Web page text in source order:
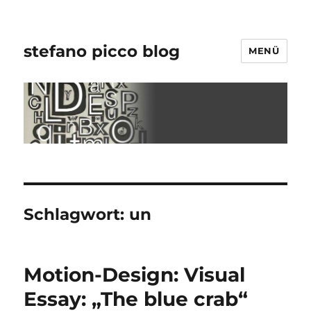
stefano picco blog MENÜ
Schlagwort: un
Motion-Design: Visual
Essay: „The blue crab“